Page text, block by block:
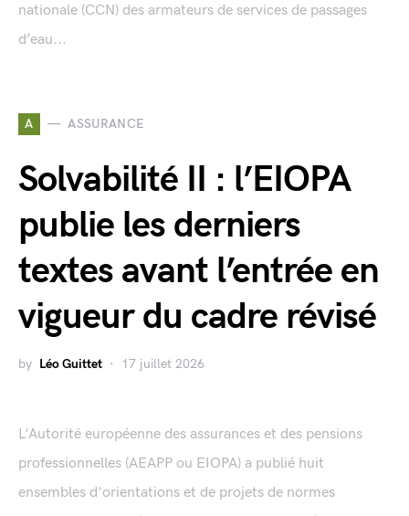
nationale (CCN) des armateurs de services de passages
d’eau...
A ASSURANCE
Solvabilité II : l’EIOPA
publie les derniers
textes avant l’entrée en
vigueur du cadre révisé
by Léo Guittet 17 juillet 2026
L'Autorité européenne des assurances et des pensions
professionnelles (AEAPP ou EIOPA) a publié huit
ensembles d'orientations et de projets de normes